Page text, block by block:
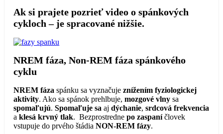
Ak si prajete pozrieť video o spánkových
cykloch – je spracované nižšie.
NREM fáza, Non-REM fáza spánkového
cyklu
NREM fáza spánku sa vyznačujeznížením fyziologickej
aktivity. Ako sa spánok prehlbuje,mozgové vlny sa
spomaľujú.Spomaľuje sa ajdýchanie,srdcová frekvencia
aklesá krvný tlak. Bezprostrednepo zaspaníčlovek
vstupuje do prvého štádiaNON-REM fázy.